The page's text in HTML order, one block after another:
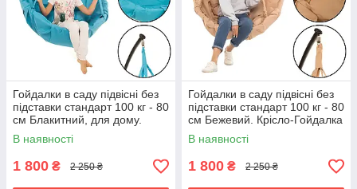
Гойдалки в саду підвісні без
підставки стандарт 100 кг - 80
см Блакитний, для дому.
Крісло-Гойдалка
В наявності
1 800 ₴ 2 250 ₴
Гойдалки в саду підвісні без
підставки стандарт 100 кг - 80
см Бежевий. Крісло-Гойдалка
В наявності
1 800 ₴ 2 250 ₴